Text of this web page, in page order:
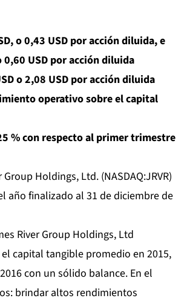
o 0,43 USD por acción diluida, e
USD por acción diluida
o 2,08 USD por acción diluida
operativo sobre el capital
% con respecto al primer trimestre
Holdings, Ltd. (NASDAQ:JRVR)
año finalizado al 31 de diciembre de
River Group Holdings, Ltd
capital tangible promedio en 2015,
con un sólido balance. En el
brindar altos rendimientos